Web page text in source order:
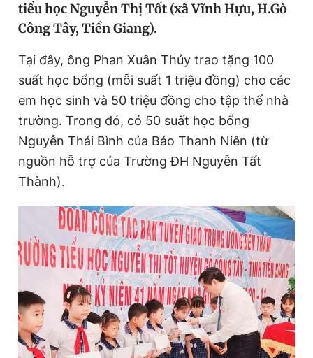
Tiện ích Bạn cần biết
Thông tin tòa soạn Liên hệ quảng cáo
Đọc Thanh Niên trên điện thoại
Theo dõi báo trên
0906 645 777
Liên hệ quảng cáo
0908 780 404
Đặt báo Quảng cáo RSS Tòa soạn Chính sách bảo
tiểu học Nguyễn Thị Tốt (xã Vĩnh Hựu, H.Gò
Công Tây, Tiền Giang).
Tại đây, ông Phan Xuân Thủy trao tặng 100
suất học bổng (mỗi suất 1 triệu đồng) cho các
em học sinh và 50 triệu đồng cho tập thể nhà
trường. Trong đó, có 50 suất học bổng
Nguyễn Thái Bình của Báo Thanh Niên (từ
nguồn hỗ trợ của Trường ĐH Nguyễn Tất
Thành).